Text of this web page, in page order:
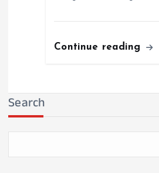
Continue reading
Search